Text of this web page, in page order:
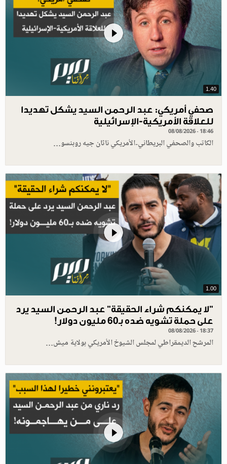
1.40
صحفي أمريكي: عبد الرحمن السيد يشكل تهديدا
للعلاقة الأمريكية-الإسرائيلية
08/08/2026 - 18:46
الكاتب والصحفي البريطاني-الأمريكي ناثان جيه روبنسو…
1.00
"لا يمكنكم شراء الحقيقة" عبد الرحمن السيد يرد
على حملة تشويه ضده بـ60 مليون دولار!
08/08/2026 - 18:37
المرشح الديمقراطي لمجلس الشيوخ الأمريكي بولاية ميش…